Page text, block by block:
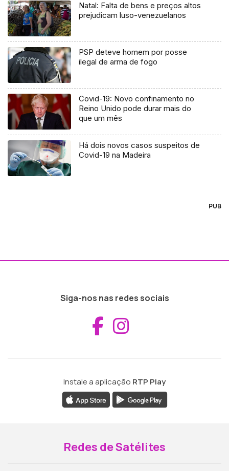
Natal: Falta de bens e preços altos
prejudicam luso-venezuelanos
PSP deteve homem por posse
ilegal de arma de fogo
Covid-19: Novo confinamento no
Reino Unido pode durar mais do
que um mês
Há dois novos casos suspeitos de
Covid-19 na Madeira
PUB
Siga-nos nas redes sociais
Aceder ao
Instale a aplicação RTP Play
Redes de Satélites